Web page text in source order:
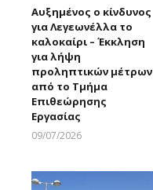
Αυξημένος ο κίνδυνος
για Λεγεωνέλλα το
καλοκαίρι – Έκκληση
για λήψη
προληπτικών μέτρων
από το Τμήμα
Επιθεώρησης
Εργασίας
09/07/2026